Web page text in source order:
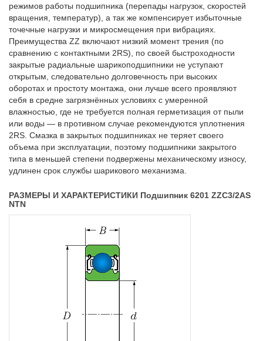
режимов работы подшипника (перепады нагрузок, скоростей
вращения, температур), а так же компенсирует избыточные
точечные нагрузки и микросмещения при вибрациях.
Преимущества ZZ включают низкий момент трения (по
сравнению с контактными 2RS), по своей быстроходности
закрытые радиальные шарикоподшипники не уступают
открытым, следовательно долговечность при высоких
оборотах и простоту монтажа, они лучше всего проявляют
себя в средне загрязнённых условиях с умеренной
влажностью, где не требуется полная герметизация от пыли
или воды — в противном случае рекомендуются уплотнения
2RS. Смазка в закрытых подшипниках не теряет своего
объема при эксплуатации, поэтому подшипники закрытого
типа в меньшей степени подвержены механическому износу,
удлинен срок службы шарикового механизма.
РАЗМЕРЫ И ХАРАКТЕРИСТИКИ Подшипник 6201 ZZC3/2AS
NTN